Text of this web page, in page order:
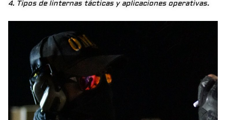
4. Tipos de linternas tácticas y aplicaciones operativas.